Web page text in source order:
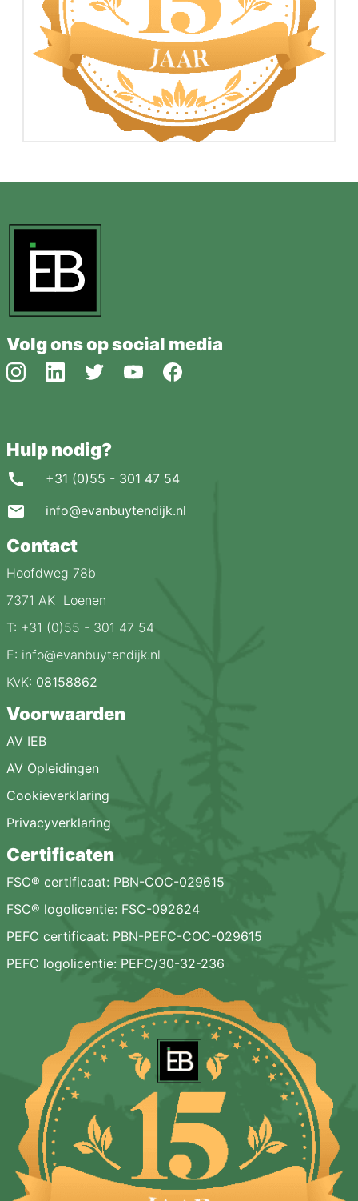
Volg ons op social media
Hulp nodig?
+31 (0)55 - 301 47 54
info@evanbuytendijk.nl
Contact
Hoofdweg 78b
7371 AK Loenen
T: +31 (0)55 - 301 47 54
E: info@evanbuytendijk.nl
KvK: 08158862
Voorwaarden
AV IEB
AV Opleidingen
Cookieverklaring
Privacyverklaring
Certificaten
FSC® certificaat: PBN-COC-029615
FSC® logolicentie: FSC-092624
PEFC certificaat: PBN-PEFC-COC-029615
PEFC logolicentie: PEFC/30-32-236